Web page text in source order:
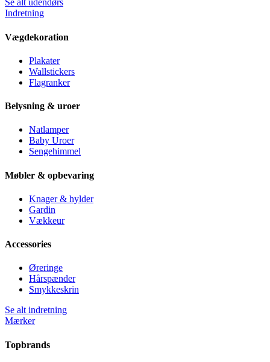
Se alt udendørs
Indretning
Vægdekoration
Plakater
Wallstickers
Flagranker
Belysning & uroer
Natlamper
Baby Uroer
Sengehimmel
Møbler & opbevaring
Knager & hylder
Gardin
Vækkeur
Accessories
Øreringe
Hårspænder
Smykkeskrin
Se alt indretning
Mærker
Topbrands